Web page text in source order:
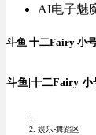
AI电子魅
斗鱼|十二Fairy 小
斗鱼|十二Fairy 小
娱乐-舞蹈区